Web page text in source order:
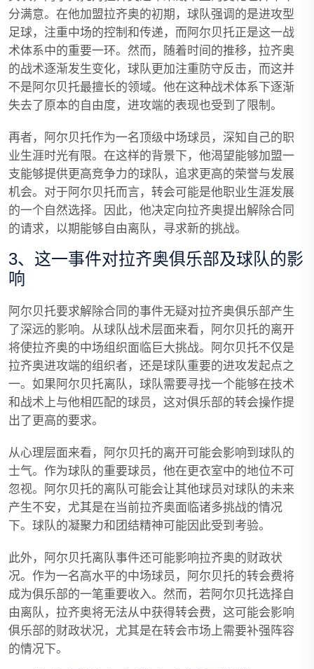
分满意。在他加盟拉齐奥的初期，球队强调的是进攻型
足球，注重中场的控制和传递，而阿尔贝托正是这一战
术体系中的重要一环。然而，随着时间的推移，拉齐奥
的战术逐渐发生变化，球队更加注重防守反击，而这并
不是阿尔贝托最擅长的领域。他在这种战术体系下逐渐
失去了原本的自由度，进攻端的表现也受到了限制。
再者，阿尔贝托作为一名顶级中场球员，深知自己的职
业生涯时光有限。在这样的背景下，他渴望能够加盟一
支能够提供更高竞争力的球队，追求更高的荣誉与发展
机会。对于阿尔贝托而言，转会可能是他职业生涯发展
的一个自然选择。因此，他决定向拉齐奥提出解除合同
的请求，以期能够自由离队，寻求新的挑战。
3、这一事件对拉齐奥俱乐部及球队的影
响
阿尔贝托要求解除合同的事件无疑对拉齐奥俱乐部产生
了深远的影响。从球队战术层面来看，阿尔贝托的离开
将使拉齐奥的中场组织面临巨大挑战。阿尔贝托不仅是
拉齐奥进攻端的组织者，还是球队重要的进攻发起点之
一。如果阿尔贝托离队，球队需要寻找一个能够在技术
和战术上与他相匹配的球员，这对俱乐部的转会操作提
出了更高的要求。
从心理层面来看，阿尔贝托的离开可能会影响到球队的
士气。作为球队的重要球员，他在更衣室中的地位不可
忽视。阿尔贝托的离队可能会让其他球员对球队的未来
产生不安，尤其是在当前拉齐奥面临诸多挑战的情况
下。球队的凝聚力和团结精神可能因此受到考验。
此外，阿尔贝托离队事件还可能影响拉齐奥的财政状
况。作为一名高水平的中场球员，阿尔贝托的转会费将
成为俱乐部的一笔重要收入。然而，若阿尔贝托选择自
由离队，拉齐奥将无法从中获得转会费，这可能会影响
俱乐部的财政状况，尤其是在转会市场上需要补强阵容
的情况下。